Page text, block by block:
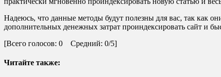
Надеюсь, что данные методы будут полезны для вас, так как
дополнительных денежных затрат проиндексировать сайт и
[Всего голосов: 0 Средний: 0/5]
Читайте также: